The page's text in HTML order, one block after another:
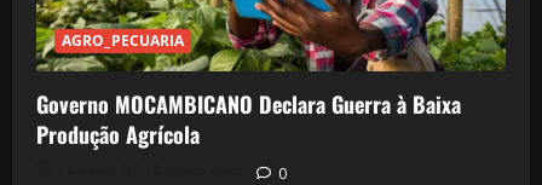
AGRO_PECUARIA
Governo MOCAMBICANO Declara Guerra à Baixa
Produção Agrícola
0